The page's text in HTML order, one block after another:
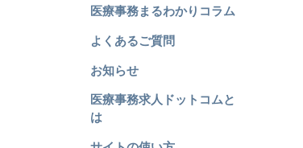
医療事務まるわかりコラム
よくあるご質問
お知らせ
医療事務求人ドットコムと
は